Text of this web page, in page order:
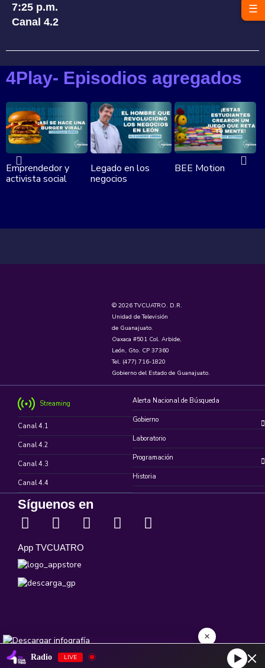
7:25 p.m.
Canal 4.2
4Play- Episodios agregados
Emprendedor y
activista social
Legado en los
negocios
BEE Motion
© 2026 TVCUATRO. D.R.
Unidad de Televisión
de Guanajuato.
Oaxaca #501 Col. Arbide,
León, Gto. CP 37360
Tel. (477) 716-1820
Gobierno del Estado de Guanajuato.
Streaming
Canal 4.1
Canal 4.2
Canal 4.3
Canal 4.4
Alerta Nacional de Búsqueda
Gobierno
Laboratorio
Programación
Historia
Síguenos en
App TVCUATRO
Radio LIVE
☰
×